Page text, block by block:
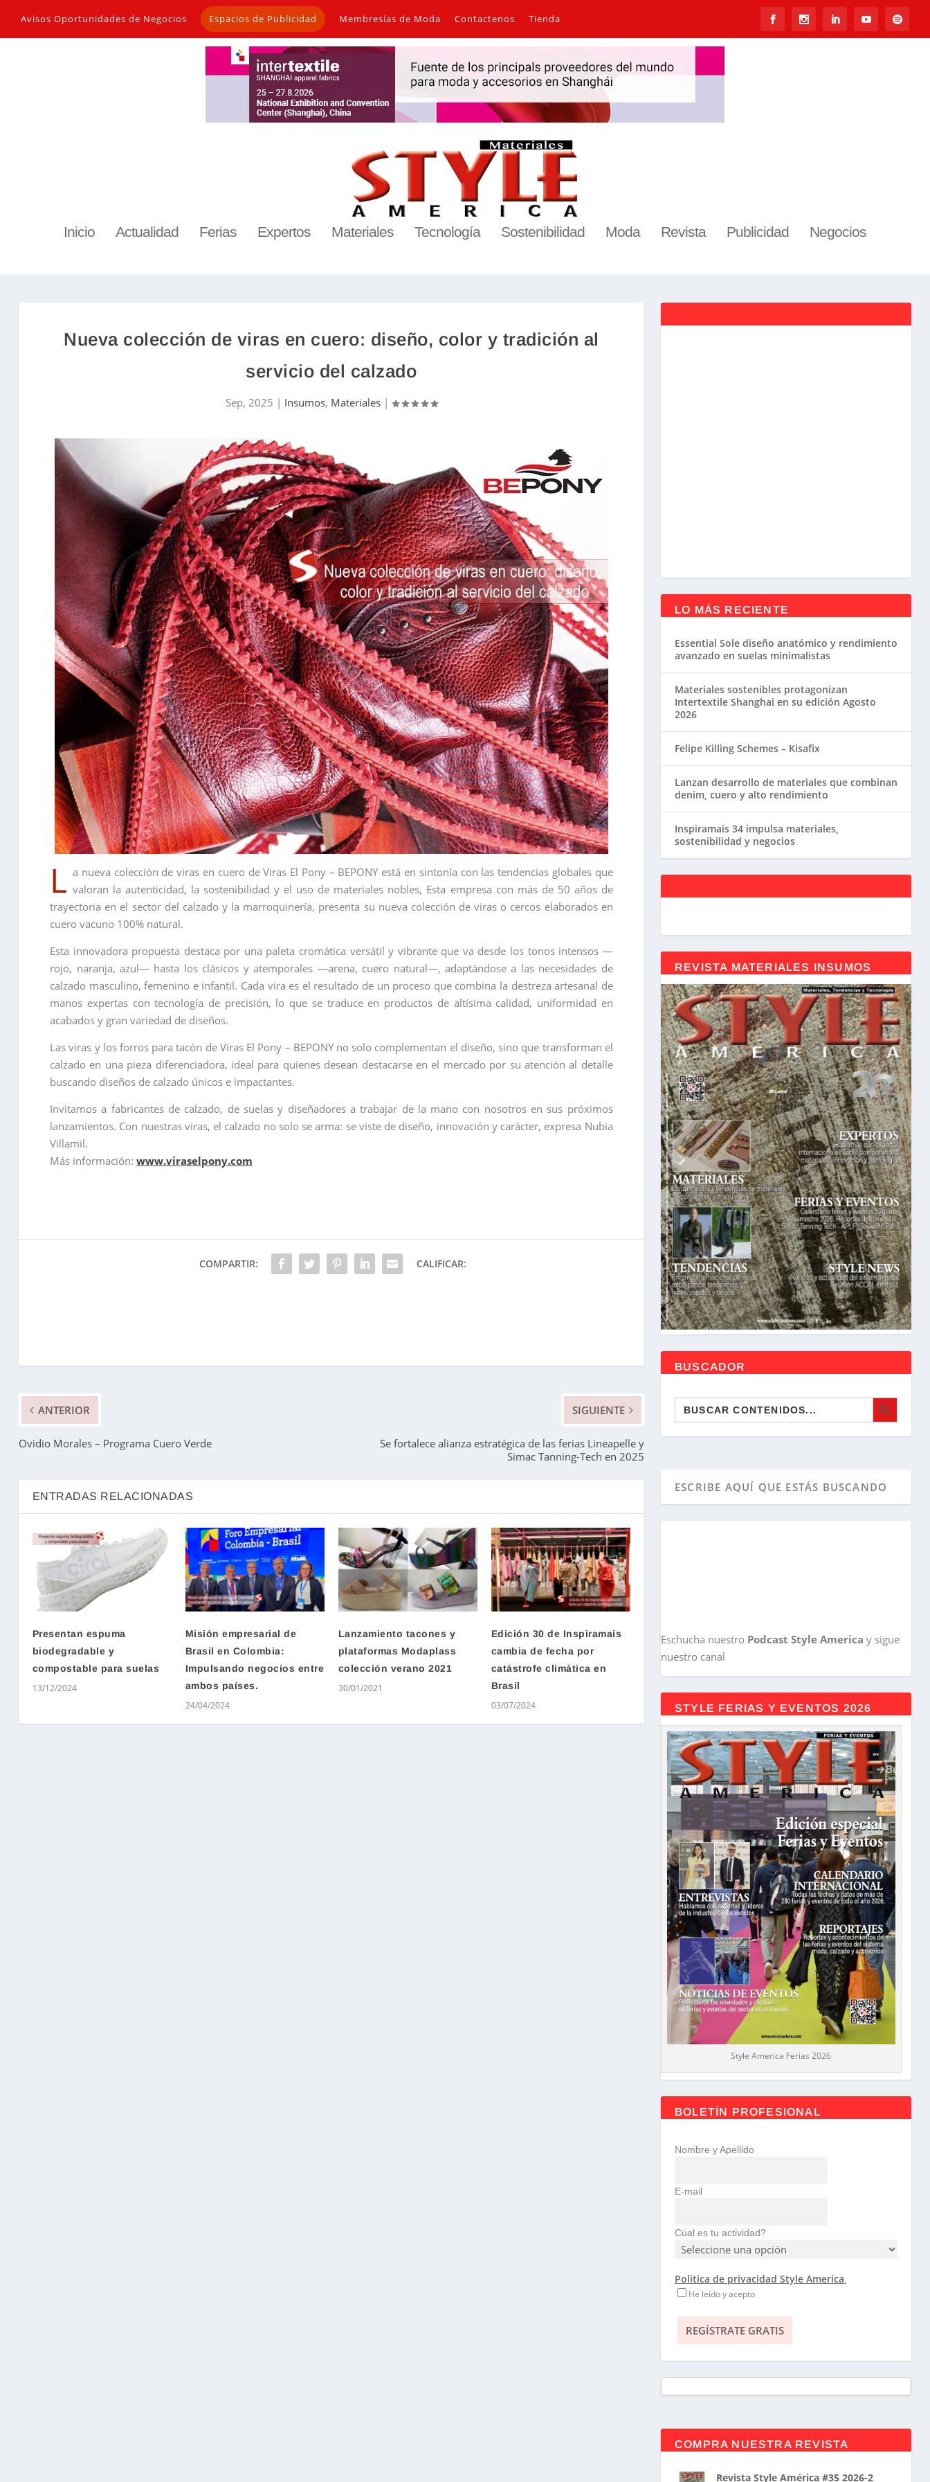
Avisos Oportunidades de Negocios Espacios de Publicidad Membresías de Moda Contactenos Tienda
Inicio Actualidad Ferias Expertos Materiales Tecnología Sostenibilidad Moda Revista Publicidad Negocios
Nueva colección de viras en cuero: diseño, color y tradición al
servicio del calzado
Sep, 2025 | Insumos, Materiales|
L a nueva colección de viras en cuero de Viras El Pony – BEPONY está en sintonía con las tendencias globales que
valoran la autenticidad, la sostenibilidad y el uso de materiales nobles, Esta empresa con más de 50 años de
trayectoria en el sector del calzado y la marroquinería, presenta su nueva colección de viras o cercos elaborados en
cuero vacuno 100% natural.
Esta innovadora propuesta destaca por una paleta cromática versátil y vibrante que va desde los tonos intensos —
rojo, naranja, azul— hasta los clásicos y atemporales —arena, cuero natural—, adaptándose a las necesidades de
calzado masculino, femenino e infantil. Cada vira es el resultado de un proceso que combina la destreza artesanal de
manos expertas con tecnología de precisión, lo que se traduce en productos de altísima calidad, uniformidad en
acabados y gran variedad de diseños.
Las viras y los forros para tacón de Viras El Pony – BEPONY no solo complementan el diseño, sino que transforman el
calzado en una pieza diferenciadora, ideal para quienes desean destacarse en el mercado por su atención al detalle
buscando diseños de calzado únicos e impactantes.
Invitamos a fabricantes de calzado, de suelas y diseñadores a trabajar de la mano con nosotros en sus próximos
lanzamientos. Con nuestras viras, el calzado no solo se arma: se viste de diseño, innovación y carácter, expresa Nubia
Villamil.
Más información:www.viraselpony.com
COMPARTIR: CALIFICAR:
ANTERIOR
Ovidio Morales – Programa Cuero Verde
SIGUIENTE
Se fortalece alianza estratégica de las ferias Lineapelle y
Simac Tanning-Tech en 2025
ENTRADAS RELACIONADAS
Presentan espuma
biodegradable y
compostable para suelas
13/12/2024
Misión empresarial de
Brasil en Colombia:
Impulsando negocios entre
ambos países.
24/04/2024
Lanzamiento tacones y
plataformas Modaplass
colección verano 2021
30/01/2021
Edición 30 de Inspiramais
cambia de fecha por
catástrofe climática en
Brasil
03/07/2024
LO MÁS RECIENTE
Essential Sole diseño anatómico y rendimiento
avanzado en suelas minimalistas
Materiales sostenibles protagonizan
Intertextile Shanghai en su edición Agosto
2026
Felipe Killing Schemes – Kisafix
Lanzan desarrollo de materiales que combinan
denim, cuero y alto rendimiento
Inspiramais 34 impulsa materiales,
sostenibilidad y negocios
REVISTA MATERIALES INSUMOS
BUSCADOR
Buscar: BOTÓN DE BÚSQUEDA
Eschucha nuestro Podcast Style America y sigue
nuestro canal
STYLE FERIAS Y EVENTOS 2026
Style America Ferias 2026
BOLETÍN PROFESIONAL
Nombre y Apellido
E-mail
Cúal es tu actividad?
Politica de privacidad Style America.
He leído y acepto
COMPRA NUESTRA REVISTA
Revista Style América #35 2026-2